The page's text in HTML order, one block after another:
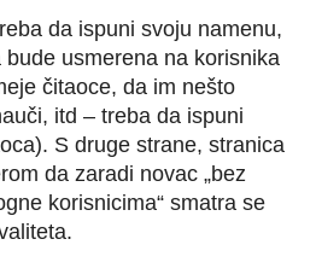
da ispuni svoju namenu,
usmerena na korisnika
čitaoce, da im nešto
itd – treba da ispuni
S druge strane, stranica
da zaradi novac „bez
korisnicima“ smatra se